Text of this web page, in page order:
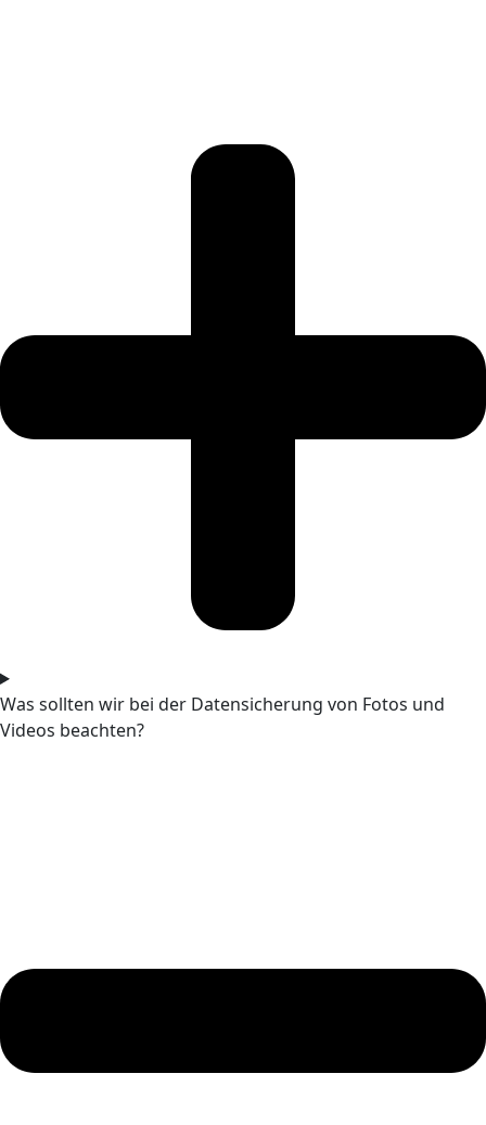
Was sollten wir bei der Datensicherung von Fotos und
Videos beachten?